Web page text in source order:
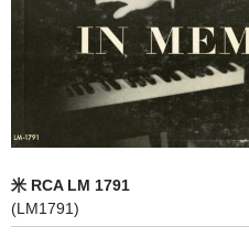
オペラ
歌曲
CD&BOOK
PICK UP
米 RCA LM 1791
(LM1791)